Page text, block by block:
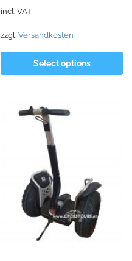
incl. VAT
zzgl.Versandkosten
Select options